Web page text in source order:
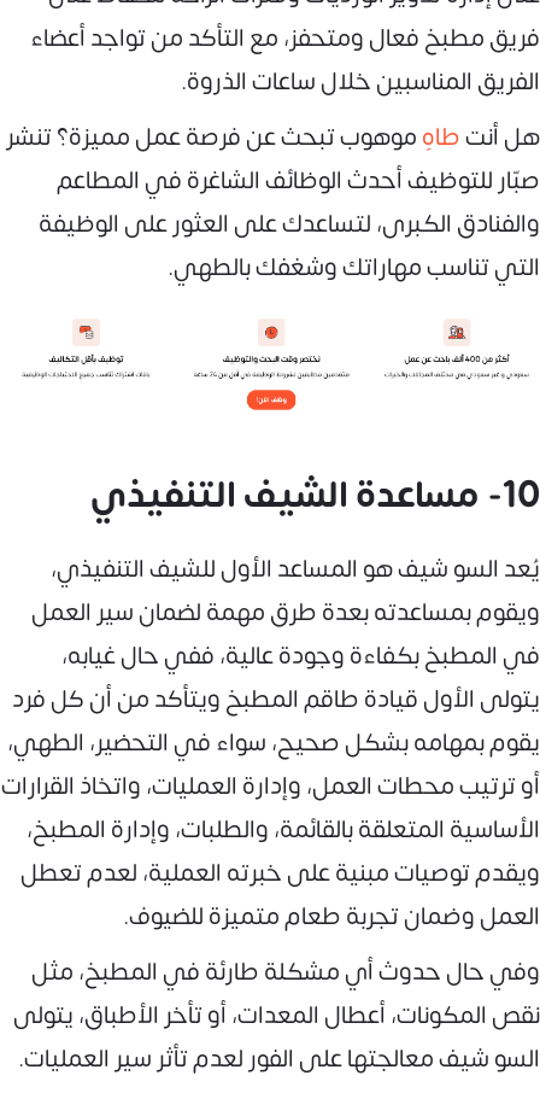
فريق مطبخ فعال ومتحفز، مع التأكد من تواجد أعضاء
الفريق المناسبين خلال ساعات الذروة.
هل أنتطاهٍموهوب تبحث عن فرصة عمل مميزة؟ تنشر
صبّار للتوظيف أحدث الوظائف الشاغرة في المطاعم
والفنادق الكبرى، لتساعدك على العثور على الوظيفة
التي تناسب مهاراتك وشغفك بالطهي.
10- مساعدة الشيف التنفيذي
يُعد السو شيف هو المساعد الأول للشيف التنفيذي،
ويقوم بمساعدته بعدة طرق مهمة لضمان سير العمل
في المطبخ بكفاءة وجودة عالية، ففي حال غيابه،
يتولى الأول قيادة طاقم المطبخ ويتأكد من أن كل فرد
يقوم بمهامه بشكل صحيح، سواء في التحضير، الطهي،
أو ترتيب محطات العمل، وإدارة العمليات، واتخاذ القرارات
الأساسية المتعلقة بالقائمة، والطلبات، وإدارة المطبخ،
ويقدم توصيات مبنية على خبرته العملية، لعدم تعطل
العمل وضمان تجربة طعام متميزة للضيوف.
وفي حال حدوث أي مشكلة طارئة في المطبخ، مثل
نقص المكونات، أعطال المعدات، أو تأخر الأطباق، يتولى
السو شيف معالجتها على الفور لعدم تأثر سير العمليات.